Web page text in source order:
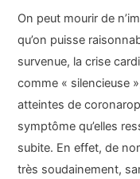
On peut mourir de
qu’on puisse
survenue, la crise
comme « silencieuse
atteintes de
symptôme qu’elles
subite. En effet, de
très soudainement,